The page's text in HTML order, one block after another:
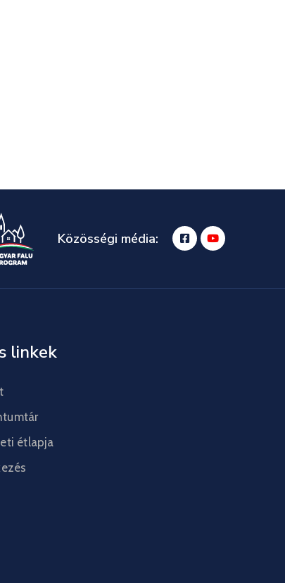
Közösségi média:
linkek
étlapja